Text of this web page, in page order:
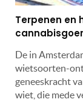
Terpenen en
De in
wietsoorten-
geneeskracht
wiet, die mede